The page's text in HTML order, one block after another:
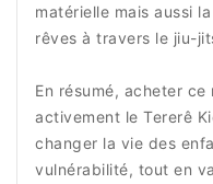
matérielle mais aussi
rêves à travers le jiu-
En résumé, acheter ce
activement le Tererê
changer la vie des
vulnérabilité, tout en